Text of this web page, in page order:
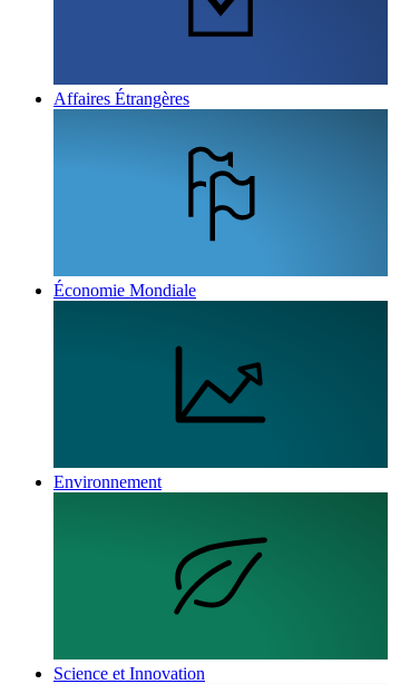
Affaires Étrangères
Économie Mondiale
Environnement
Science et Innovation